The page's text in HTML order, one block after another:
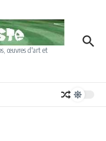
œuvres d'art et